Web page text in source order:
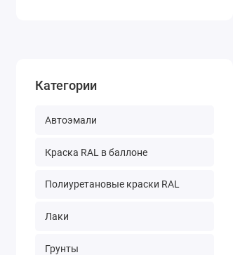
Категории
Автоэмали
Краска RAL в баллоне
Полиуретановые краски RAL
Лаки
Грунты